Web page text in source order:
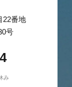
22番地
号
み